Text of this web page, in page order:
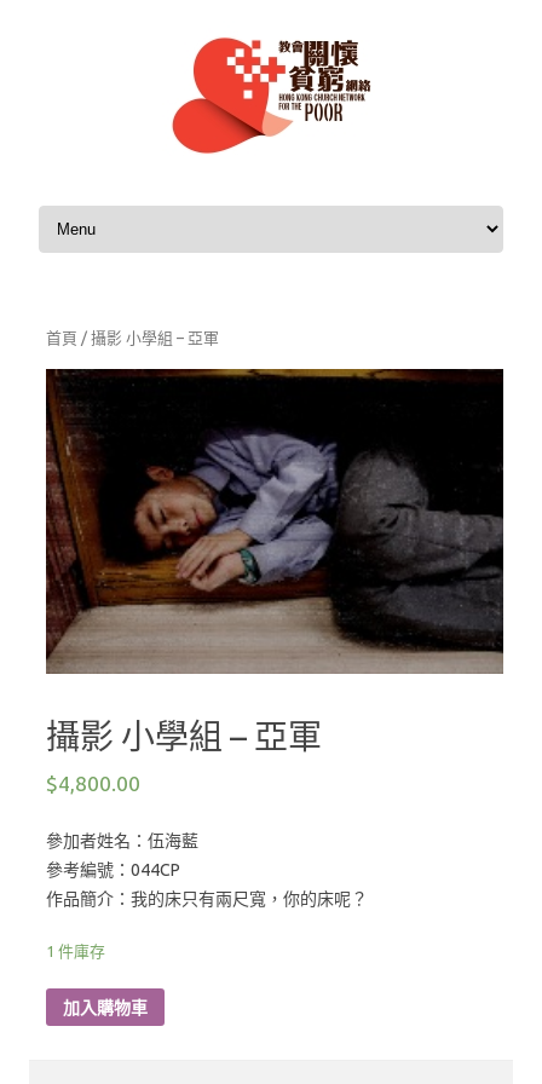
Skip to content
首頁 / 攝影 小學組 – 亞軍
攝影 小學組 – 亞軍
$4,800.00
參加者姓名：伍海藍
參考編號：044CP
作品簡介：我的床只有兩尺寬，你的床呢？
1 件庫存
加入購物車